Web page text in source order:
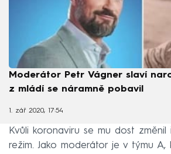
Moderátor Petr Vágner slaví
z mládí se náramně pobavil
1. zář 2020, 17:54
Kvůli koronaviru se mu dost
režim. Jako moderátor je v týmu A,